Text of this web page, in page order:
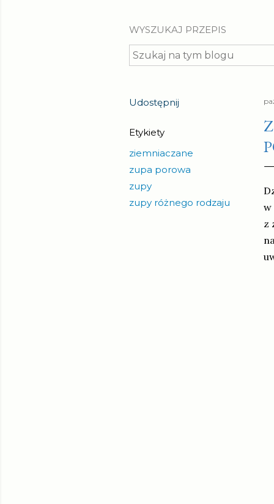
WYSZUKAJ PRZEPIS
Udostępnij
Etykiety
ziemniaczane
zupa porowa
zupy
zupy różnego rodzaju
w
z